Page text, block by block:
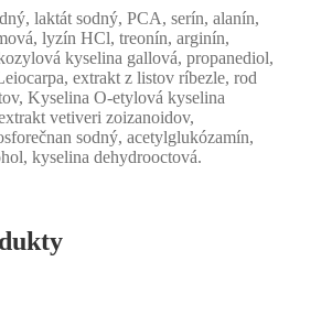
laktát sodný, PCA, serín, alanín,
lyzín HCl, treonín, arginín,
kyselina gallová, propanediol,
extrakt z listov ríbezle, rod
Kyselina O-etylová kyselina
vetiveri zoizanoidov,
sodný, acetylglukózamín,
kyselina dehydrooctová.